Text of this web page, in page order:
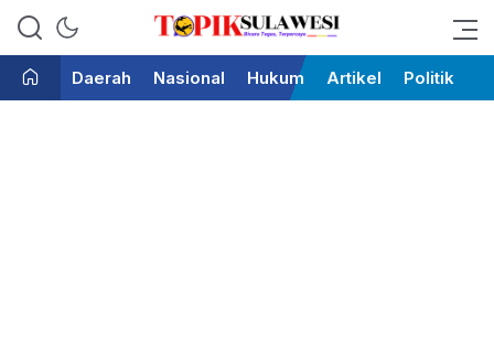
Topik Sulawesi
Bicara Tegas Terpercaya
Daerah
Nasional Hukum Artikel Politik